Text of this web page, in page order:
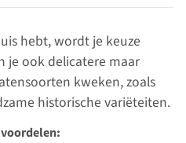
hebt, wordt je keuze
je ook delicatere maar
kweken, zoals
historische variëteiten.